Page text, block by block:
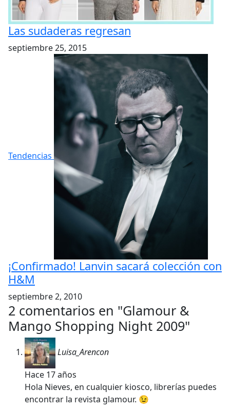
Las sudaderas regresan
septiembre 25, 2015
Tendencias
¡Confirmado! Lanvin sacará colección con
H&M
septiembre 2, 2010
2 comentarios en "Glamour &
Mango Shopping Night 2009"
Luisa_Arencon
Hace 17 años
Hola Nieves, en cualquier kiosco, librerías puedes
encontrar la revista glamour. 😉